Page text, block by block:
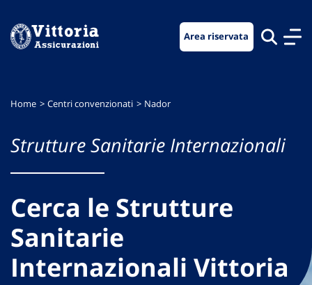
menu
contenuto
footer
Area riservata
Home Centri convenzionati Nador
Strutture Sanitarie Internazionali
Cerca le Strutture
Sanitarie
Internazionali Vittoria